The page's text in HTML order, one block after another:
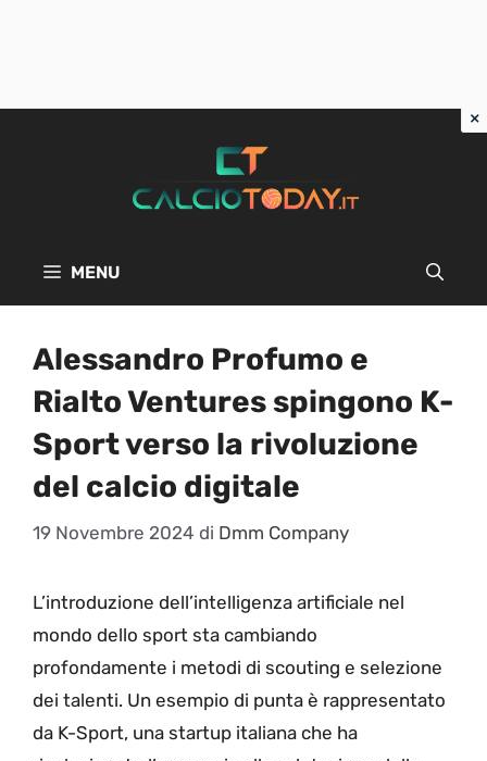
MENU
Alessandro Profumo e
Rialto Ventures spingono K-
Sport verso la rivoluzione
del calcio digitale
19 Novembre 2024 di Dmm Company
L’introduzione dell’intelligenza artificiale nel
mondo dello sport sta cambiando
profondamente i metodi di scouting e selezione
dei talenti. Un esempio di punta è rappresentato
da K-Sport, una startup italiana che ha